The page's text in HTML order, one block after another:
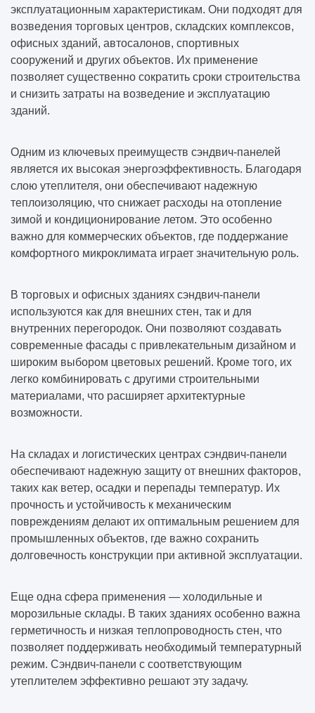
эксплуатационным характеристикам. Они подходят для
возведения торговых центров, складских комплексов,
офисных зданий, автосалонов, спортивных
сооружений и других объектов. Их применение
позволяет существенно сократить сроки строительства
и снизить затраты на возведение и эксплуатацию
зданий.
Одним из ключевых преимуществ сэндвич-панелей
является их высокая энергоэффективность. Благодаря
слою утеплителя, они обеспечивают надежную
теплоизоляцию, что снижает расходы на отопление
зимой и кондиционирование летом. Это особенно
важно для коммерческих объектов, где поддержание
комфортного микроклимата играет значительную роль.
В торговых и офисных зданиях сэндвич-панели
используются как для внешних стен, так и для
внутренних перегородок. Они позволяют создавать
современные фасады с привлекательным дизайном и
широким выбором цветовых решений. Кроме того, их
легко комбинировать с другими строительными
материалами, что расширяет архитектурные
возможности.
На складах и логистических центрах сэндвич-панели
обеспечивают надежную защиту от внешних факторов,
таких как ветер, осадки и перепады температур. Их
прочность и устойчивость к механическим
повреждениям делают их оптимальным решением для
промышленных объектов, где важно сохранить
долговечность конструкции при активной эксплуатации.
Еще одна сфера применения — холодильные и
морозильные склады. В таких зданиях особенно важна
герметичность и низкая теплопроводность стен, что
позволяет поддерживать необходимый температурный
режим. Сэндвич-панели с соответствующим
утеплителем эффективно решают эту задачу.